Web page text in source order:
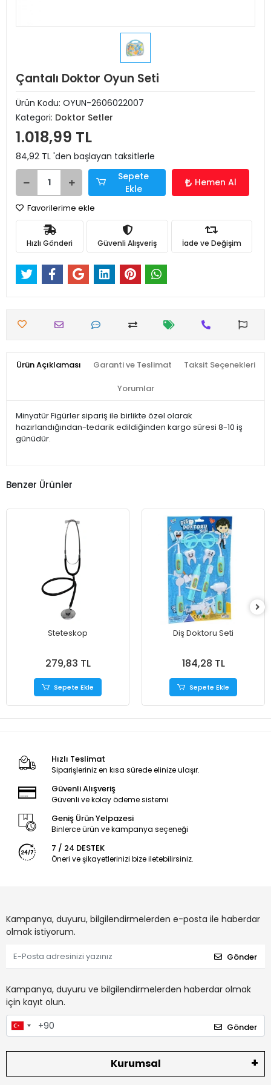
Çantalı Doktor Oyun Seti
Ürün Kodu: OYUN-2606022007
Kategori: Doktor Setler
1.018,99 TL
84,92 TL 'den başlayan taksitlerle
Sepete
Ekle
Hemen Al
Favorilerime ekle
Hızlı Gönderi Güvenli Alışveriş İade ve Değişim
Ürün Açıklaması Garanti ve Teslimat Taksit Seçenekleri
Yorumlar
Minyatür Figürler sipariş ile birlikte özel olarak
hazırlandığından-tedarik edildiğinden kargo süresi 8-10 iş
günüdür.
Benzer Ürünler
Steteskop
279,83 TL
Sepete Ekle
Diş Doktoru Seti
184,28 TL
Sepete Ekle
Hızlı Teslimat
Siparişleriniz en kısa sürede elinize ulaşır.
Güvenli Alışveriş
Güvenli ve kolay ödeme sistemi
Geniş Ürün Yelpazesi
Binlerce ürün ve kampanya seçeneği
7 / 24 DESTEK
Öneri ve şikayetlerinizi bize iletebilirsiniz.
Kampanya, duyuru, bilgilendirmelerden e-posta ile haberdar
olmak istiyorum.
Gönder
Kampanya, duyuru ve bilgilendirmelerden haberdar olmak
için kayıt olun.
Gönder
Kurumsal